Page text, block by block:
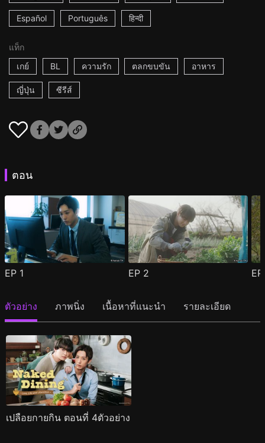
Español Português हिन्दी
แท็ก
เกย์
BL ความรัก ตลกขบขัน อาหาร
ญี่ปุ่น ซีรีส์
ตอน
EP 1 EP 2
ตัวอย่าง ภาพนิ่ง เนื้อหาที่แนะนำ รายละเอียด
เปลือยกายกิน ตอนที่ 4ตัวอย่าง